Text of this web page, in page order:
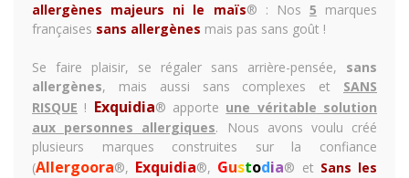
allergènes majeurs ni le maïs® : Nos 5 marques
françaises sans allergènes mais pas sans goût !
Se faire plaisir, se régaler sans arrière-pensée, sans
allergènes, mais aussi sans complexes et SANS
RISQUE ! Exquidia® apporte une véritable solution
aux personnes allergiques. Nous avons voulu créé
plusieurs marques construites sur la confiance
(Allergoora®, Exquidia®, Gustodia® et Sans les